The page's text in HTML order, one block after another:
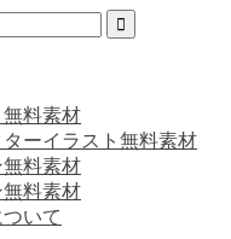
料素材
ーイラスト無料素材
料素材
料素材
いて